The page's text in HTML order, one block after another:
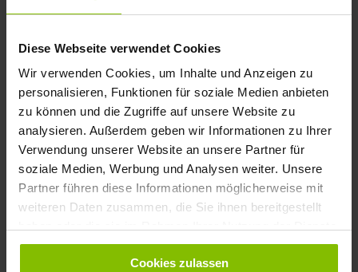
Diese Webseite verwendet Cookies
Wir verwenden Cookies, um Inhalte und Anzeigen zu
personalisieren, Funktionen für soziale Medien anbieten
zu können und die Zugriffe auf unsere Website zu
analysieren. Außerdem geben wir Informationen zu Ihrer
Verwendung unserer Website an unsere Partner für
soziale Medien, Werbung und Analysen weiter. Unsere
Partner führen diese Informationen möglicherweise mit
weiteren Daten zusammen, die Sie ihnen bereitgestellt
gesammelt haben. Mehr dazu in unserer
DatenschutzerklärungCookies zulassen
Verwandte Artikel
Garantie und Gewährleistung bei Rebike
Was ist ein E-Bike-Schutzbrief?
Wie gehe ich bei einem Gewährleistungs-/Garantiefall vor?
Was ist der Unterschied zwischen Gewährleistung und
Garantie?